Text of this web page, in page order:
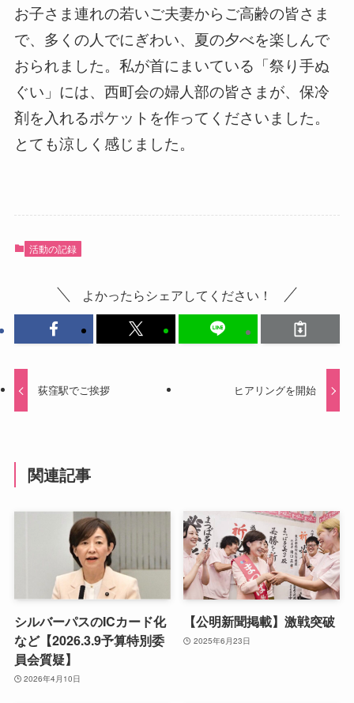
お子さま連れの若いご夫妻からご高齢の皆さま
で、多くの人でにぎわい、夏の夕べを楽しんで
おられました。私が首にまいている「祭り手ぬ
ぐい」には、西町会の婦人部の皆さまが、保冷
剤を入れるポケットを作ってくださいました。
とても涼しく感じました。
活動の記録
よかったらシェアしてください！
荻窪駅でご挨拶 ヒアリングを開始
関連記事
シルバーパスのICカード化
など【2026.3.9予算特別委
員会質疑】
2026年4月10日
【公明新聞掲載】激戦突破
2025年6月23日